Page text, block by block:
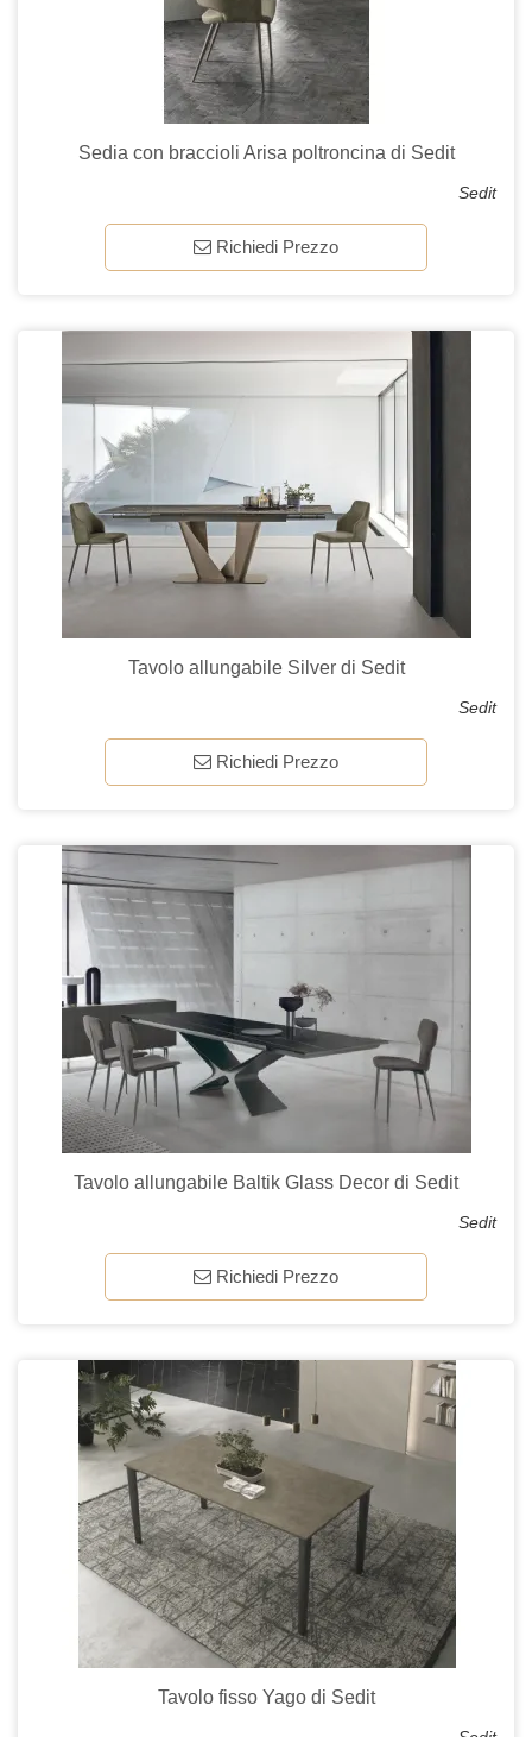
Sedia con braccioli Arisa poltroncina di Sedit
Sedit
Richiedi Prezzo
Tavolo allungabile Silver di Sedit
Sedit
Richiedi Prezzo
Tavolo allungabile Baltik Glass Decor di Sedit
Sedit
Richiedi Prezzo
Tavolo fisso Yago di Sedit